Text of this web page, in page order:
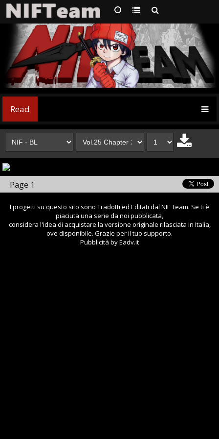
Read
Page 1
I progetti su questo sito sono Tradotti ed Editati dal NIF Team. Se ti è
piaciuta una serie da noi pubblicata,
considera l'idea di acquistare la versione originale rilasciata in Italia,
ove disponibile. Grazie per il tuo supporto.
Pubblicità by Eadv.it